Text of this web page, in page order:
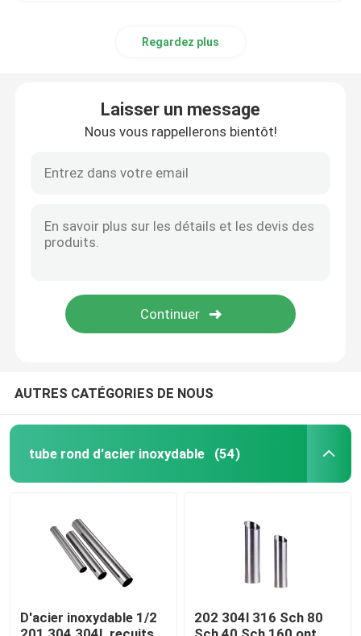
Regardez plus
Laisser un message
Nous vous rappellerons bientôt!
AUTRES CATÉGORIES DE NOUS
tube rond d'acier inoxydable (54)
D'acier inoxydable 1/2
202 304l 316 Sch 80